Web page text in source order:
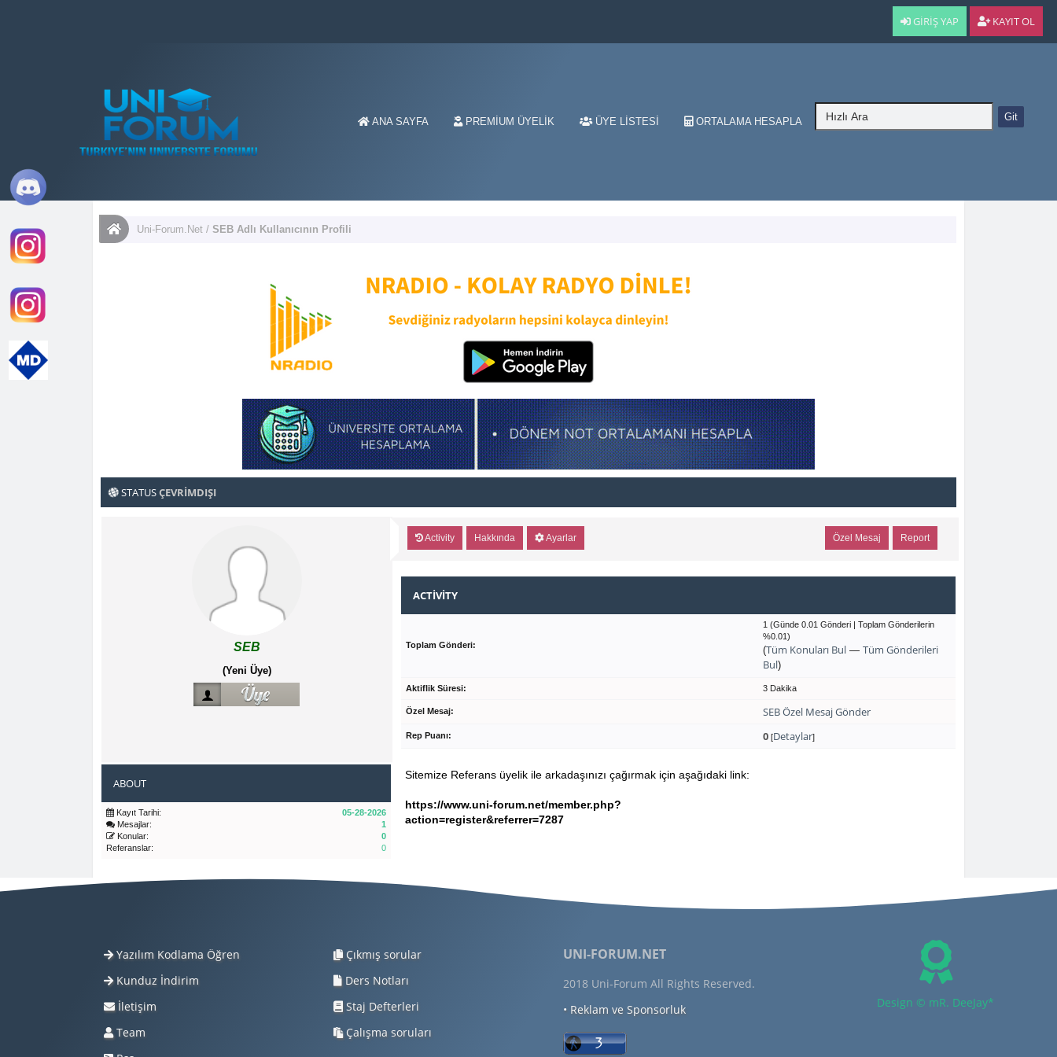
GIRIŞ YAP KAYIT OL
ANA SAYFA PREMIUM ÜYELIK ÜYE LISTESI ORTALAMA HESAPLA
Uni-Forum.Net / SEB Adlı Kullanıcının Profili
STATUSÇEVRIMDIŞI
SEB
(Yeni Üye)
ABOUT
Kayıt Tarihi:
05-28-2026
Mesajlar:
1
Konular:
0
Referanslar:
0
Activity Hakkında Ayarlar Report
Özel Mesaj
ACTIVITY
Toplam Gönderi:
1 (Günde 0.01 Gönderi | Toplam Gönderilerin
%0.01)
(Tüm Konuları Bul — Tüm Gönderileri
Bul)
Aktiflik Süresi: 3 Dakika
Özel Mesaj: SEB Özel Mesaj Gönder
Rep Puanı: 0 [Detaylar]
Sitemize Referans üyelik ile arkadaşınızı çağırmak için aşağıdaki link:
https://www.uni-forum.net/member.php?
action=register&referrer=7287
Yazılım Kodlama Öğren
Kunduz İndirim
İletişim
Team
Çıkmış sorular
Ders Notları
Staj Defterleri
Çalışma soruları
Design © mR. DeeJay*
UNI-FORUM.NET
2018 Uni-Forum All Rights Reserved.
• Reklam ve Sponsorluk